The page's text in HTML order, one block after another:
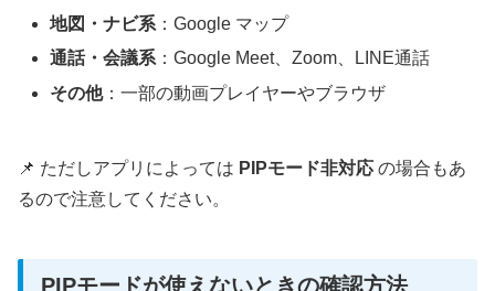
地図・ナビ系 ：Google マップ
通話・会議系 ：Google Meet、Zoom、LINE通話
その他：一部の動画プレイヤーやブラウザ
📌 ただしアプリによっては PIPモード非対応 の場合もあ
るので注意してください。
PIPモードが使えないときの確認方法